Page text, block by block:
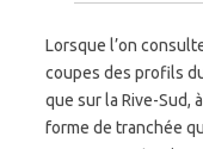
Lorsque l’on
coupes des profils
que sur la Rive-Sud,
forme de tranchée